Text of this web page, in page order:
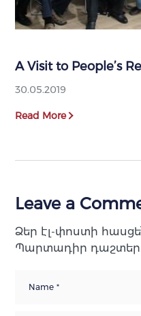
A Visit to People’s
30.05.2019
Read More
Leave a
Ձեր էլ-փոստի
Պարտադիր